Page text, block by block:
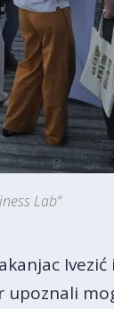
Lab“
Ivezić
upoznali